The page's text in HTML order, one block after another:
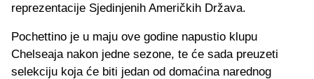
reprezentacije Sjedinjenih Američkih Država.
Pochettino je u maju ove godine napustio klupu
Chelseaja nakon jedne sezone, te će sada preuzeti
selekciju koja će biti jedan od domaćina narednog